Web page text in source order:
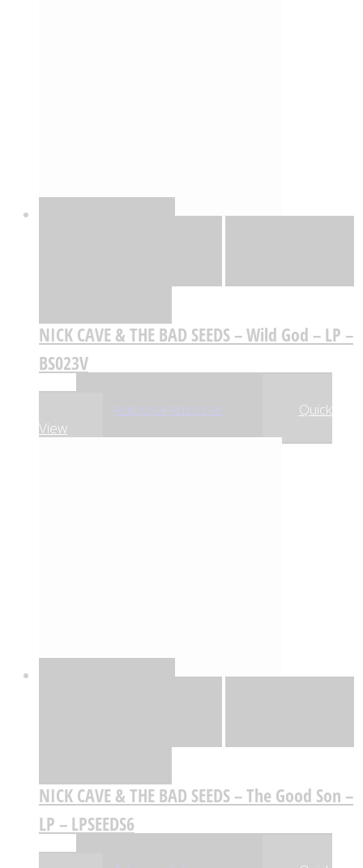
NICK CAVE & THE BAD SEEDS – Wild God – LP –
BS023V
AdicionarAdicionar
Quick
View
NICK CAVE & THE BAD SEEDS – The Good Son –
LP – LPSEEDS6